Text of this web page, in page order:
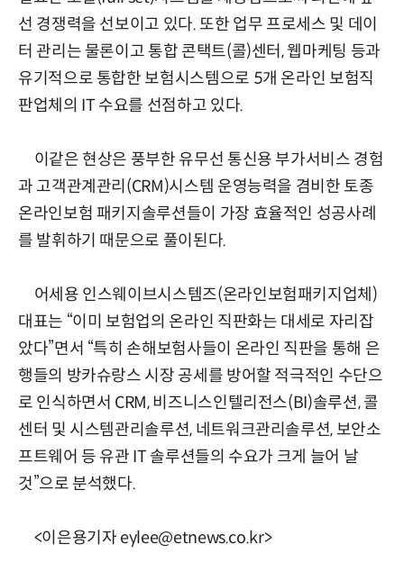
선 경쟁력을 선보이고 있다. 또한 업무 프로세스 및 데이
터 관리는 물론이고 통합 콘택트(콜)센터, 웹마케팅 등과
유기적으로 통합한 보험시스템으로 5개 온라인 보험직
판업체의 IT 수요를 선점하고 있다.
이같은 현상은 풍부한 유무선 통신용 부가서비스 경험
과 고객관계관리(CRM)시스템 운영능력을 겸비한 토종
온라인보험 패키지솔루션들이 가장 효율적인 성공사례
를 발휘하기 때문으로 풀이된다.
어세용 인스웨이브시스템즈(온라인보험패키지업체)
대표는 “이미 보험업의 온라인 직판화는 대세로 자리잡
았다”면서 “특히 손해보험사들이 온라인 직판을 통해 은
행들의 방카슈랑스 시장 공세를 방어할 적극적인 수단으
로 인식하면서 CRM, 비즈니스인텔리전스(BI)솔루션, 콜
센터 및 시스템관리솔루션, 네트워크관리솔루션, 보안소
프트웨어 등 유관 IT 솔루션들의 수요가 크게 늘어 날
것”으로 분석했다.
<이은용기자 eylee@etnews.co.kr>